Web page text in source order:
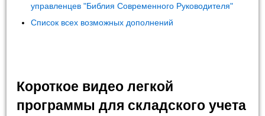
управленцев "Библия Современного Руководителя"
Список всех возможных дополнений
Короткое видео легкой
программы для складского учета